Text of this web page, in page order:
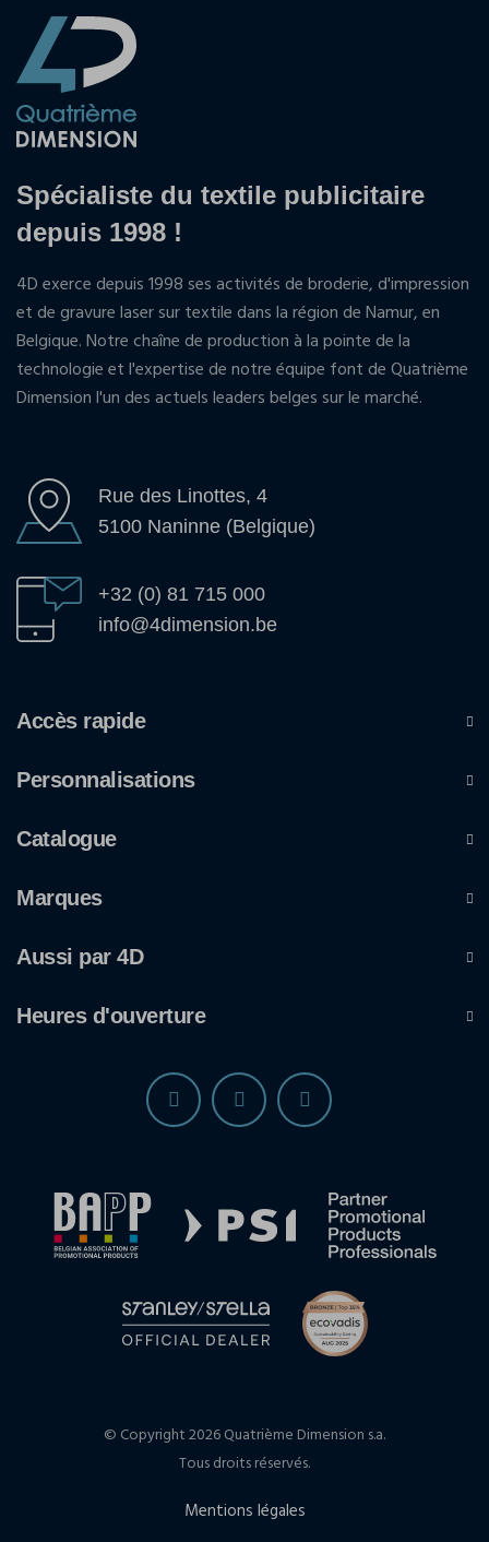
Spécialiste du textile publicitaire
depuis 1998 !
4D exerce depuis 1998 ses activités de broderie, d'impression
et de gravure laser sur textile dans la région de Namur, en
Belgique. Notre chaîne de production à la pointe de la
technologie et l'expertise de notre équipe font de Quatrième
Dimension l'un des actuels leaders belges sur le marché.
Rue des Linottes, 4
5100 Naninne (Belgique)
+32 (0) 81 715 000
info@4dimension.be
Accès rapide
Personnalisations
Catalogue
Marques
Aussi par 4D
Heures d'ouverture
© Copyright 2026 Quatrième Dimension s.a.
Tous droits réservés.
Mentions légales